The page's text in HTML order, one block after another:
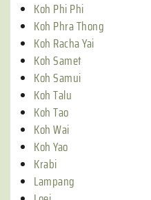
Koh Phi Phi
Koh Phra Thong
Koh Racha Yai
Koh Samet
Koh Samui
Koh Talu
Koh Tao
Koh Wai
Koh Yao
Krabi
Lampang